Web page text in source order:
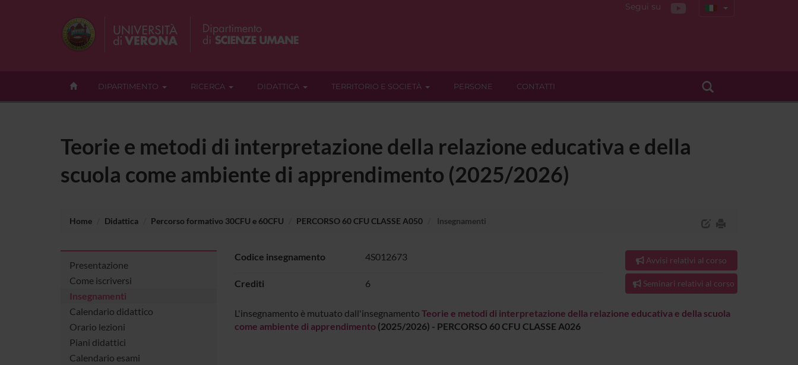
Segui su
DIPARTIMENTO RICERCA DIDATTICA TERRITORIO E SOCIETÀ PERSONE CONTATTI
Teorie e metodi di interpretazione della relazione educativa e della
scuola come ambiente di apprendimento (2025/2026)
Home Didattica Percorso formativo 30CFU e 60CFU PERCORSO 60 CFU CLASSE A050 Insegnamenti
Presentazione
Come iscriversi
Insegnamenti
Calendario didattico
Orario lezioni
Piani didattici
Calendario esami
Codice insegnamento 4S012673
Crediti 6
Avvisi relativi al corso
Seminari relativi al corso
L'insegnamento è mutuato dall'insegnamento Teorie e metodi di interpretazione della relazione educativa e della scuola
come ambiente di apprendimento(2025/2026) - PERCORSO 60 CFU CLASSE A026